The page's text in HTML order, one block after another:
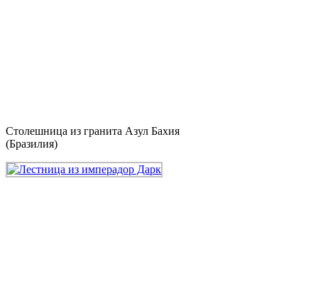
Столешница из гранита Азул Бахия
(Бразилия)